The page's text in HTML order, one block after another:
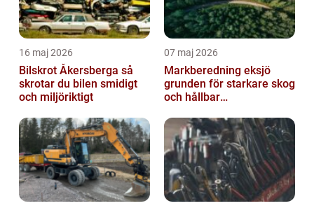
16 maj 2026
Bilskrot Åkersberga så
skrotar du bilen smidigt
och miljöriktigt
07 maj 2026
Markberedning eksjö
grunden för starkare skog
och hållbar